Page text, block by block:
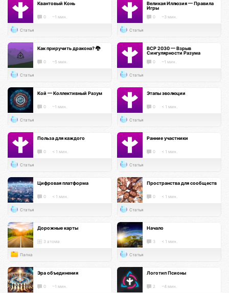
Квантовый Конь
0 ~1 мин.
Статья
Великая Иллюзия — Правила
Игры
0 ~3 мин.
Статья
Как приручить дракона? 🐉
0 ~5 мин.
Статья
ВСР 2030 — Взрыв
Сингулярности Разума
0 ~1 мин.
Статья
Кой — Коллективный Разум
0 ~1 мин.
Статья
Этапы эволюции
0 < 1 мин.
Статья
Польза для каждого
0 < 1 мин.
Статья
Ранние участники
0 < 1 мин.
Статья
Цифровая платформа
0 < 1 мин.
Статья
Пространства для сообществ
0 < 1 мин.
Статья
Дорожные карты
3 атома
Папка
Начало
3 < 1 мин.
Статья
Эра объединения
0 ~1 мин.
Логотип Псионы
2 ~4 мин.